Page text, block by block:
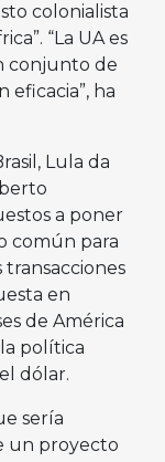
colonialista
“La UA es
conjunto de
eficacia”, ha
Lula da
a poner
común para
en
de América
política
dólar.
sería
un proyecto